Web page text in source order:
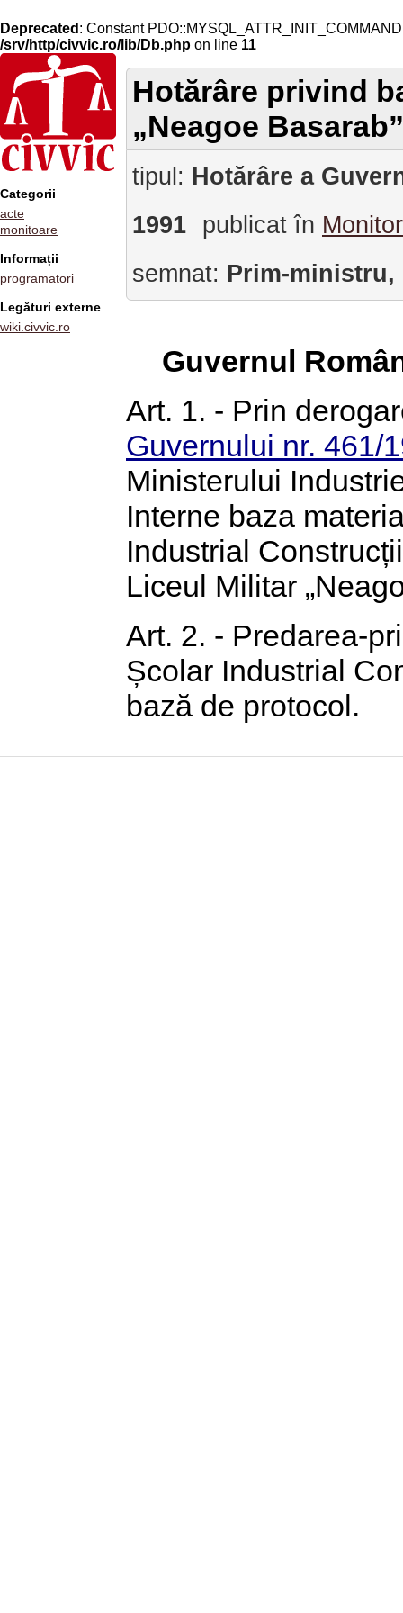
Deprecated : Constant
/srv/http/civvic.ro/lib/Db.php on line 11
Categorii
acte
monitoare
Informații
programatori
Legături externe
wiki.civvic.ro
Hotărâre privind
„Neagoe
tipul: Hotărâre a
1991
publicat în
semnat: Prim-ministru,
Guvernul
Art. 1. - Prin
Guvernului nr. 461/
Ministerului
Interne baza
Industrial
Liceul Militar
Art. 2. - Predarea-
Școlar Industrial
bază de protocol.